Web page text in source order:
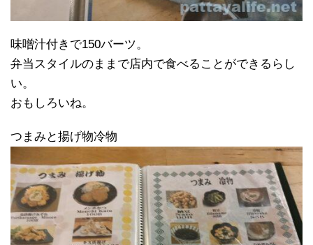
味噌汁付きで150バーツ。
弁当スタイルのままで店内で食べることができるらし
い。
おもしろいね。
つまみと揚げ物冷物